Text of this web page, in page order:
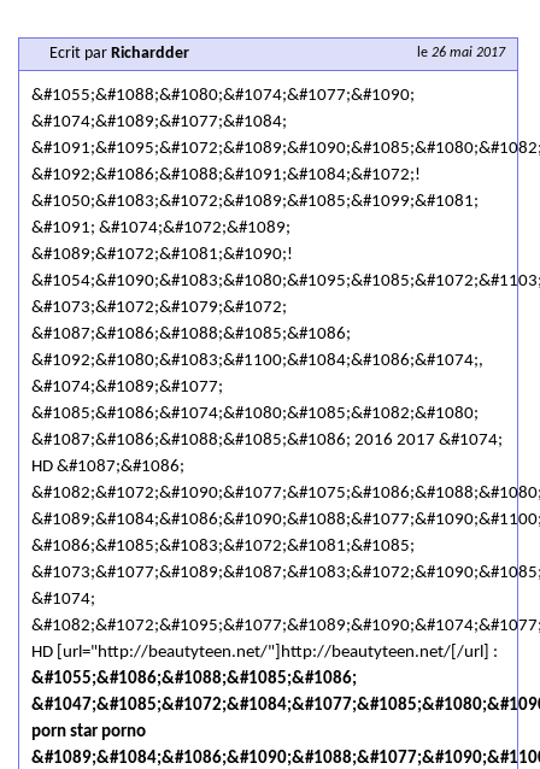
le 26 mai 2017
Ecrit par Richardder
&#1055;&#1088;&#1080;&#1074;&#1077;&#1090;
&#1074;&#1089;&#1077;&#1084;
&#1092;&#1086;&#1088;&#1091;&#1084;&#1072;!
&#1050;&#1083;&#1072;&#1089;&#1085;&#1099;&#1081;
&#1091; &#1074;&#1072;&#1089;
&#1089;&#1072;&#1081;&#1090;!
&#1073;&#1072;&#1079;&#1072;
&#1087;&#1086;&#1088;&#1085;&#1086;
&#1092;&#1080;&#1083;&#1100;&#1084;&#1086;&#1074;,
&#1074;&#1089;&#1077;
&#1085;&#1086;&#1074;&#1080;&#1085;&#1082;&#1080;
&#1087;&#1086;&#1088;&#1085;&#1086; 2016 2017 &#1074;
HD &#1087;&#1086;
&#1086;&#1085;&#1083;&#1072;&#1081;&#1085;
&#1074;
HD [url="http://beautyteen.net/"]http://beautyteen.net/[/url] :
&#1055;&#1086;&#1088;&#1085;&#1086;
porn star porno